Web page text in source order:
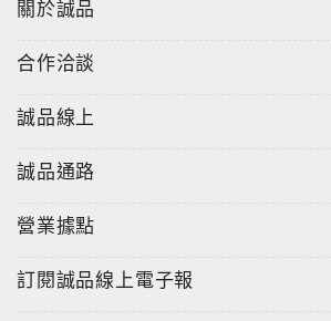
關於誠品
合作洽談
誠品線上
誠品通路
營業據點
訂閱誠品線上電子報